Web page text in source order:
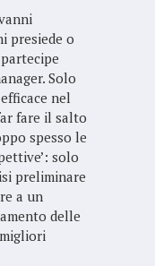
presiede o
Solo
nel
fare il salto
spesso le
solo
preliminare
a un
delle